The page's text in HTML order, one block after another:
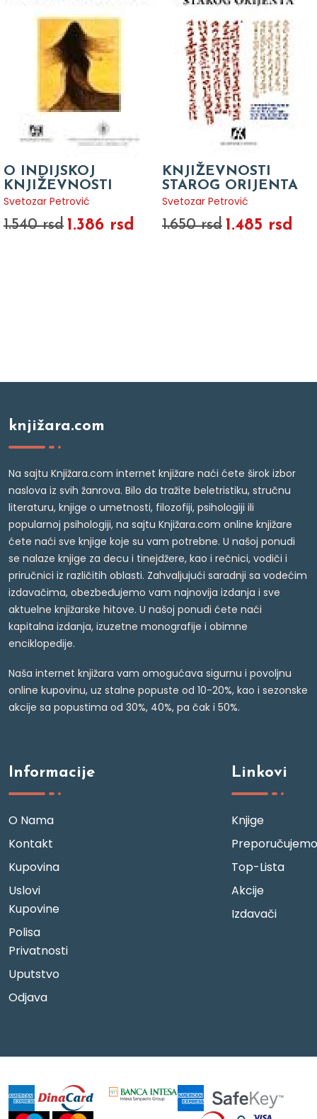
O INDIJSKOJ
KNJIŽEVNOSTI
Svetozar Petrović
1.540 rsd 1.386 rsd
KNJIŽEVNOSTI
STAROG ORIJENTA
Svetozar Petrović
1.650 rsd 1.485 rsd
knjižara.com
Na sajtu Knjižara.com internet knjižare naći ćete širok izbor
naslova iz svih žanrova. Bilo da tražite beletristiku, stručnu
literaturu, knjige o umetnosti, filozofiji, psihologiji ili
popularnoj psihologiji, na sajtu Knjižara.com online knjižare
ćete naći sve knjige koje su vam potrebne. U našoj ponudi
se nalaze knjige za decu i tinejdžere, kao i rečnici, vodiči i
priručnici iz različitih oblasti. Zahvaljujući saradnji sa vodećim
izdavačima, obezbeđujemo vam najnovija izdanja i sve
aktuelne knjižarske hitove. U našoj ponudi ćete naći
kapitalna izdanja, izuzetne monografije i obimne
enciklopedije.
Naša internet knjižara vam omogućava sigurnu i povoljnu
online kupovinu, uz stalne popuste od 10-20%, kao i sezonske
akcije sa popustima od 30%, 40%, pa čak i 50%.
Informacije
O Nama
Kontakt
Kupovina
Uslovi
Kupovine
Polisa
Privatnosti
Uputstvo
Odjava
Linkovi
Knjige
Preporučujemo
Top-Lista
Akcije
Izdavači